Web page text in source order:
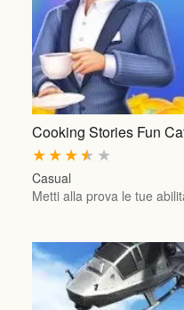
Cooking Stories Fun
★
★
★
★
★
Casual
Metti alla prova le tue